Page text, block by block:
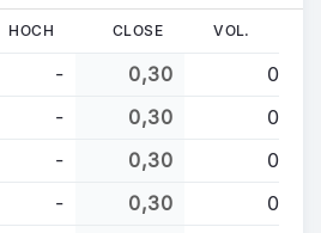
HOCH CLOSE VOL.
- 0,30
0
- 0,30
0
- 0,30
0
- 0,30
0